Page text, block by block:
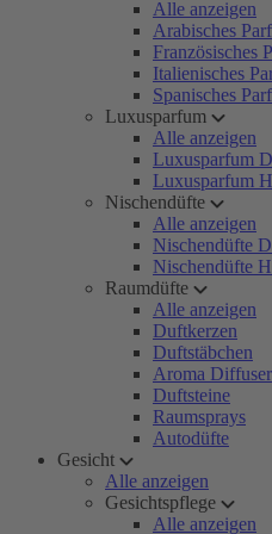
Alle anzeigen
Arabisches
Französisches
Italienisches
Spanisches
Luxusparfum
Alle anzeigen
Luxusparfum
Luxusparfum
Nischendüfte
Alle anzeigen
Nischendüfte
Nischendüfte
Raumdüfte
Alle anzeigen
Duftkerzen
Duftstäbchen
Aroma Diffuser
Duftsteine
Raumsprays
Autodüfte
Gesicht
Alle anzeigen
Gesichtspflege
Alle anzeigen